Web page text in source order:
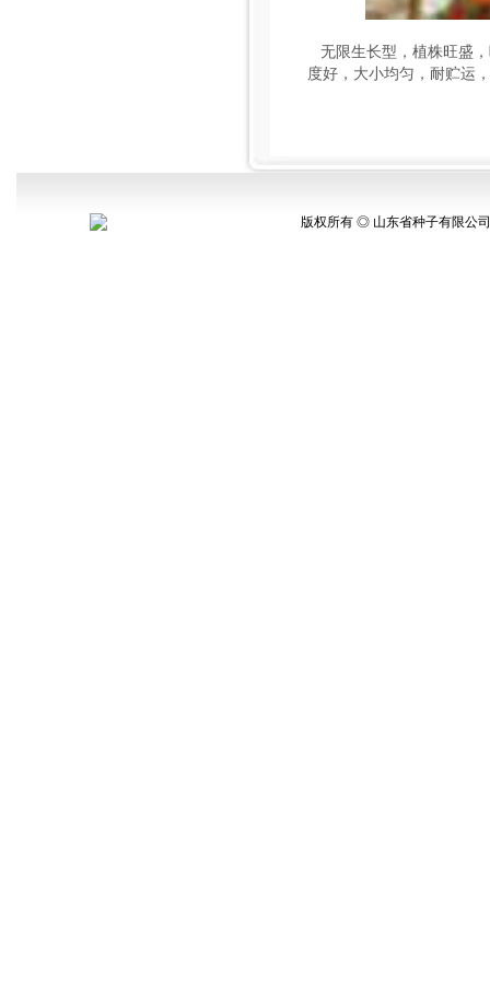
无限生长型，植株旺盛
度好，大小均匀，耐贮运
版权所有 ◎ 山东省种子有限公